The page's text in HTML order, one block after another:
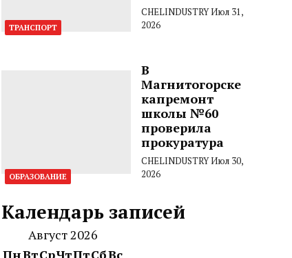
ТРАНСПОРТ
CHELINDUSTRYИюл 31,
2026
ОБРАЗОВАНИЕ
В
Магнитогорске
капремонт
школы №60
проверила
прокуратура
CHELINDUSTRYИюл 30,
2026
Календарь записей
Август 2026
ПнВтСрЧтПтСбВс